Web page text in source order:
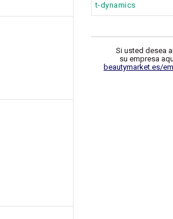
t-dynamics
Si usted desea
su empresa
beautymarket.es/